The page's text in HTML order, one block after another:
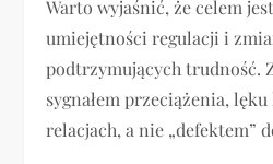
Warto wyjaśnić, że celem
umiejętności regulacji i
podtrzymujących trudność.
sygnałem przeciążenia,
relacjach, a nie „defektem”